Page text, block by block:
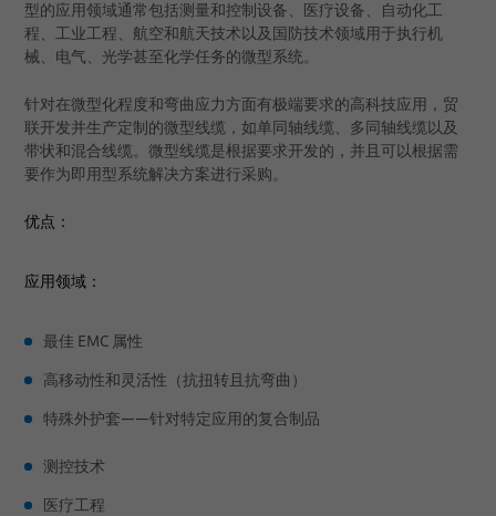
线缆
服务
应用
自动化与驱动
新闻
销售网络
型的应用领域通常包括测量和控制设备、医疗设备、自动化工
程、工业工程、航空和航天技术以及国防技术领域用于执行机
械、电气、光学甚至化学任务的微型系统。
针对在微型化程度和弯曲应力方面有极端要求的高科技应用，贸
联开发并生产定制的微型线缆，如单同轴线缆、多同轴线缆以及
带状和混合线缆。微型线缆是根据要求开发的，并且可以根据需
要作为即用型系统解决方案进行采购。
优点：
应用领域：
最佳 EMC 属性
高移动性和灵活性（抗扭转且抗弯曲）
特殊外护套——针对特定应用的复合制品
测控技术
医疗工程